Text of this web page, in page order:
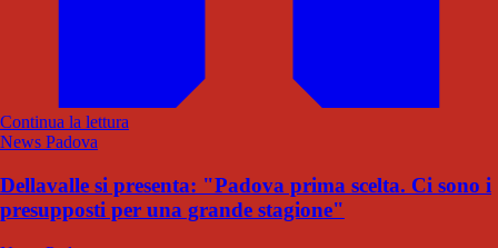
Continua la lettura
News Padova
Dellavalle si presenta: "Padova prima scelta. Ci sono i
presupposti per una grande stagione"